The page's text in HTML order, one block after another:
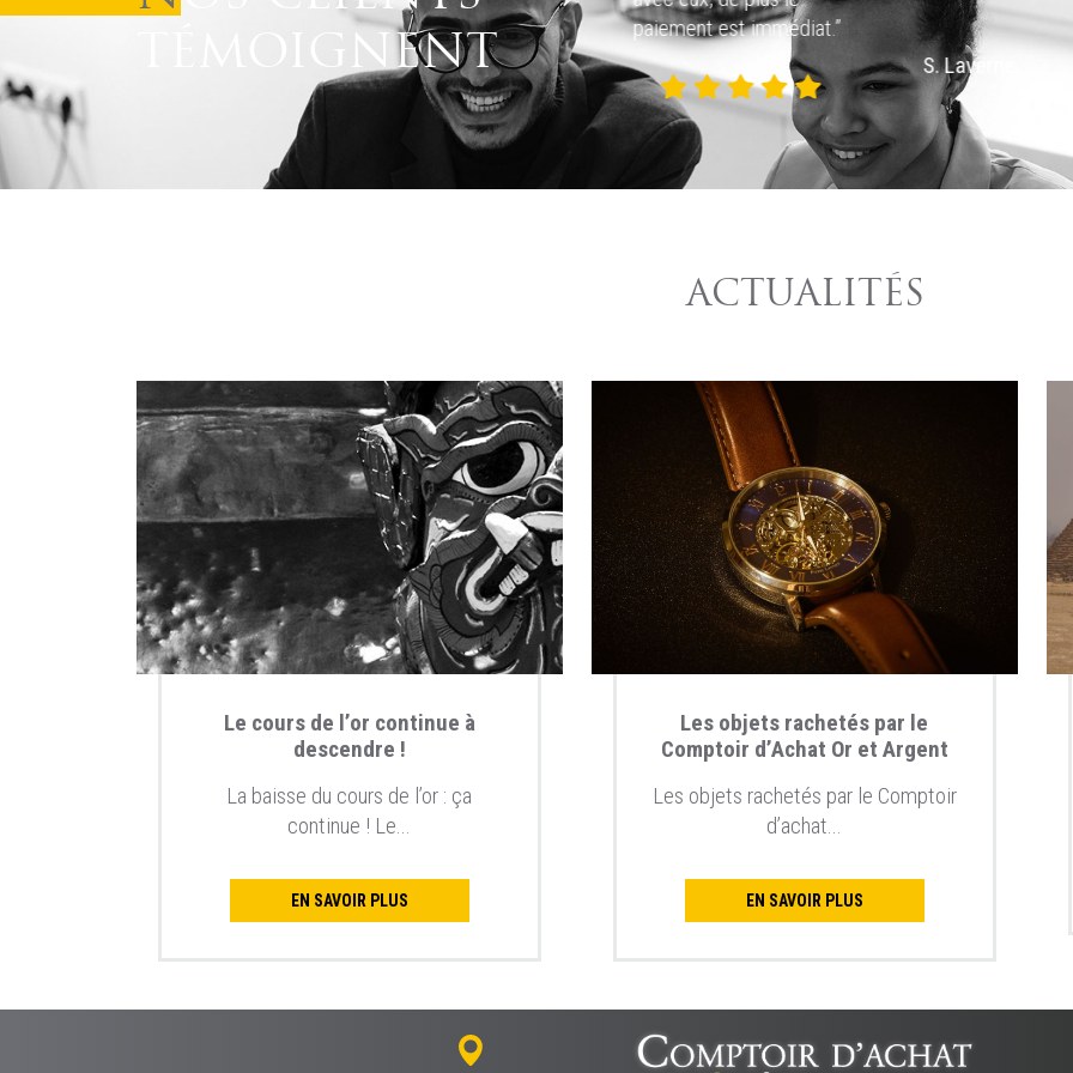
TÉMOIGNENTT. Martin
paiement est immédiat.”
S. Laverne
ACTUALITÉS
Le cours de l’or continue à
descendre !
La baisse du cours de l’or : ça
continue ! Le...
EN SAVOIR PLUS
Les objets rachetés par le
Comptoir d’Achat Or et Argent
Les objets rachetés par le Comptoir
d’achat...
EN SAVOIR PLUS